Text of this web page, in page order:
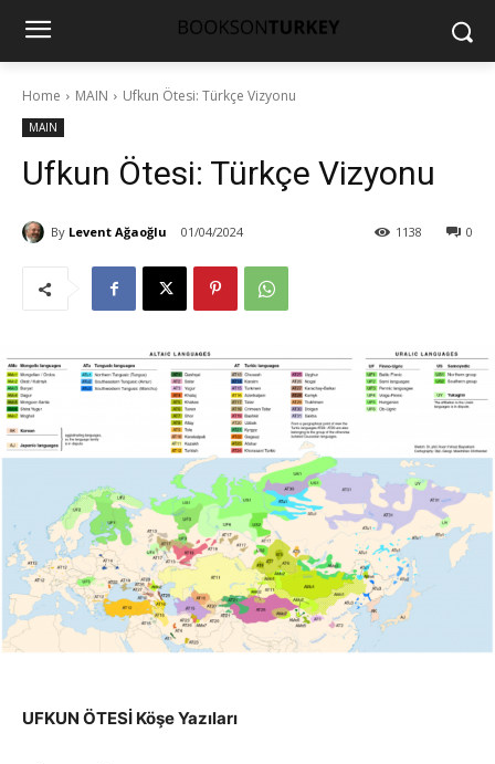
Home MAIN Ufkun Ötesi: Türkçe Vizyonu
MAIN
Ufkun Ötesi: Türkçe Vizyonu
By Levent Ağaoğlu 01/04/2024 0
1138
UFKUN ÖTESİ Köşe Yazıları